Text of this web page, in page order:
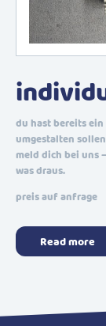
du hast bereits
umgestalten
meld dich bei uns
was draus.
preis auf anfrage
Read more